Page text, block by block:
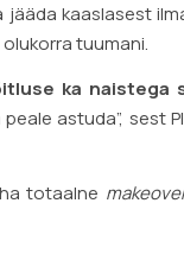
kaaslasest
tuumani.
ka naistega
astuda”, sest
totaalne